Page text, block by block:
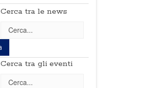
Cerca tra le news
Cerca tra gli eventi